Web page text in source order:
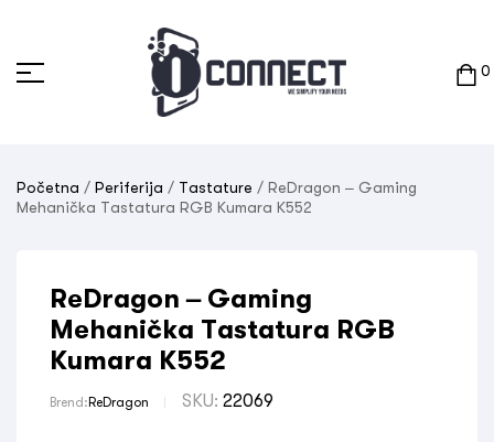
0
Početna / Periferija / Tastature / ReDragon – Gaming
Mehanička Tastatura RGB Kumara K552
ReDragon – Gaming
Mehanička Tastatura RGB
Kumara K552
Brend: ReDragon SKU: 22069